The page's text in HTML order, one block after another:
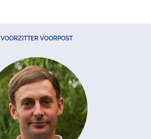
VOORZITTER VOORPOST